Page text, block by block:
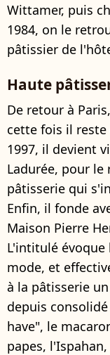
Wittamer, puis
1984, on le
pâtissier de
Haute
De retour à
cette fois il reste
1997, il devient
Ladurée, pour
pâtisserie qui
Enfin, il fonde
Maison Pierre
L'intitulé
mode, et
à la pâtisserie
depuis
have", le
papes,